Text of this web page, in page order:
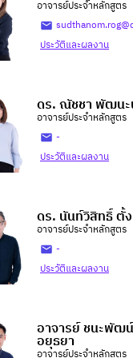
อาจารย์ประจำหลักสูตร
ประวัติและผลงาน
ดร. ณัชชา พัฒน
อาจารย์ประจำหลักสูตร
-
ประวัติและผลงาน
ดร. นันท์วิสิทธิ์ ตั้
อาจารย์ประจำหลักสูตร
-
ประวัติและผลงาน
อาจารย์ ชนะพั
อยุธยา
อาจารย์ประจำหลักสูตร